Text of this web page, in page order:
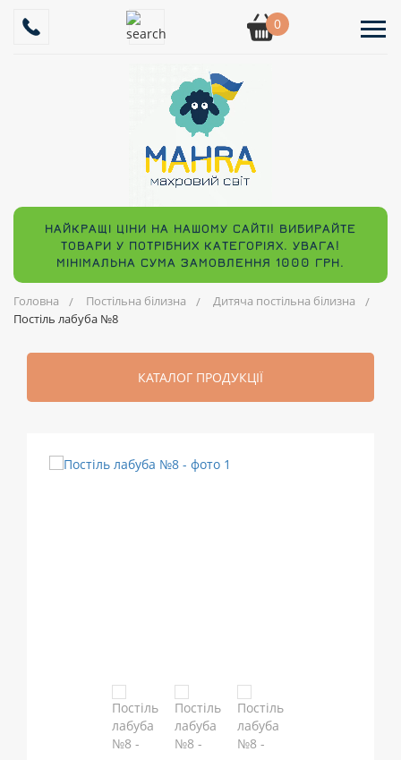
0
НАЙКРАЩІ ЦІНИ НА НАШОМУ САЙТІ! ВИБИРАЙТЕ
ТОВАРИ У ПОТРІБНИХ КАТЕГОРІЯХ. УВАГА!
МІНІМАЛЬНА СУМА ЗАМОВЛЕННЯ 1000 ГРН.
Головна Постільна білизна
Дитяча постільна білизна
Постіль лабуба №8
КАТАЛОГ ПРОДУКЦІЇ